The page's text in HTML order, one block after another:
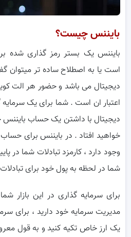
بایننس چیست؟
بایننس یک بستر رمز گذاری شده
است یا به اصطلاح ساده تر میتوان
دیجیتال می باشد و حضور هر الت
اعتبار ان است . شما برای یک سرمایه
دیجیتال با داشتن یک حساب بایننس
خواهید افتاد . در بایننس برای
وجود دارد ، کارمزد تبادلات شما در
شما در لحظه به پول خود برای
برای سرمایه گذاری در این بازار
مدیریت سرمایه خود دارید ، برای
یک ارز خاص تکیه کنید و به قول